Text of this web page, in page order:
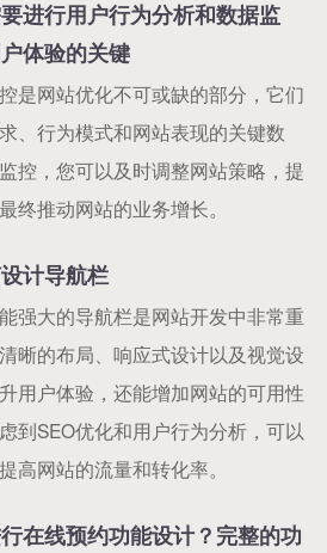
进行用户行为分析和数据监
体验的关键
是网站优化不可或缺的部分，它们
、行为模式和网站表现的关键数
控，您可以及时调整网站策略，提
终推动网站的业务增长。
计导航栏
强大的导航栏是网站开发中非常重
晰的布局、响应式设计以及视觉设
用户体验，还能增加网站的可用性
到SEO优化和用户行为分析，可以
高网站的流量和转化率。
在线预约功能设计？完整的功